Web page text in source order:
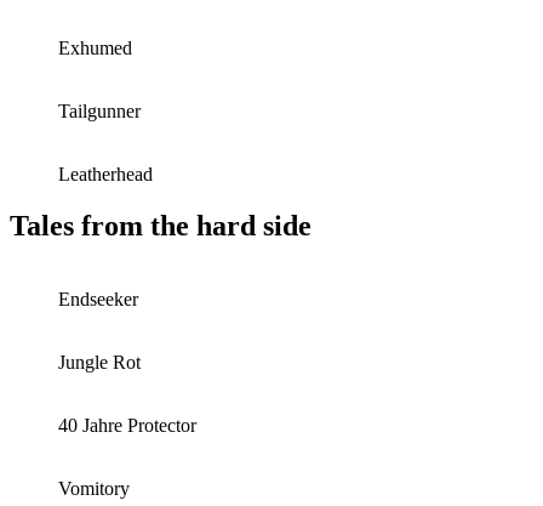
Exhumed
Tailgunner
Leatherhead
Tales from the hard side
Endseeker
Jungle Rot
40 Jahre Protector
Vomitory